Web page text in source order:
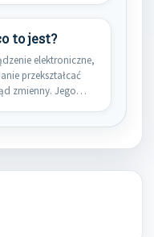
to jest?
elektroniczne,
przekształcać
zmienny. Jego…